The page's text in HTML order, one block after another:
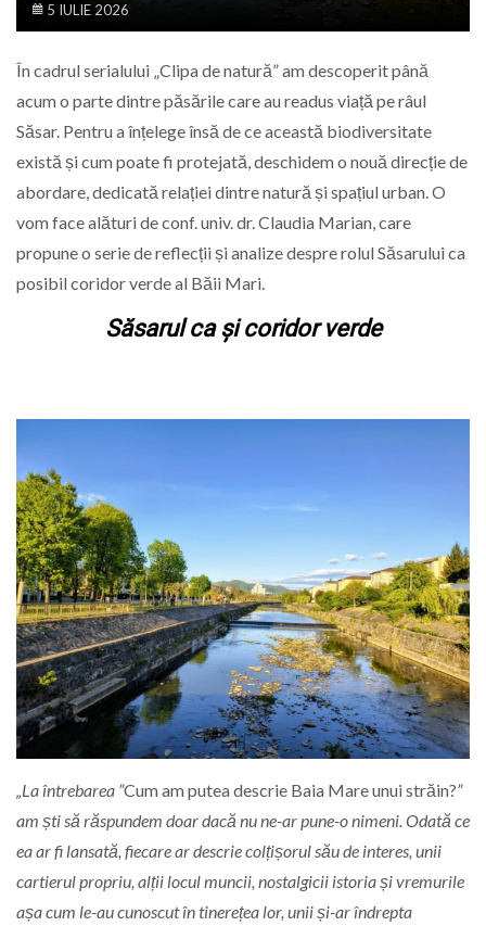
5 IULIE 2026
În cadrul serialului „Clipa de natură” am descoperit până
acum o parte dintre păsările care au readus viață pe râul
Săsar. Pentru a înțelege însă de ce această biodiversitate
există și cum poate fi protejată, deschidem o nouă direcție de
abordare, dedicată relației dintre natură și spațiul urban. O
vom face alături de conf. univ. dr. Claudia Marian, care
propune o serie de reflecții și analize despre rolul Săsarului ca
posibil coridor verde al Băii Mari.
Săsarul ca și coridor verde
„La întrebarea ”Cum am putea descrie Baia Mare unui străin?”
am ști să răspundem doar dacă nu ne-ar pune-o nimeni. Odată ce
ea ar fi lansată, fiecare ar descrie colțișorul său de interes, unii
cartierul propriu, alții locul muncii, nostalgicii istoria și vremurile
așa cum le-au cunoscut în tinerețea lor, unii și-ar îndrepta